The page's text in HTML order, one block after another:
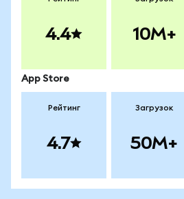
4.4 10M+
App Store
Рейтинг
4.7
Загрузок
50M+